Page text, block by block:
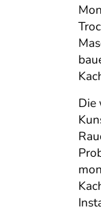
Die